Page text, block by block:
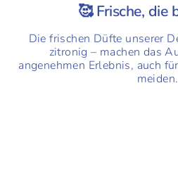
🥰 Frische, die
Die frischen Düfte unserer
zitronig – machen das
angenehmen Erlebnis, auch
meiden.